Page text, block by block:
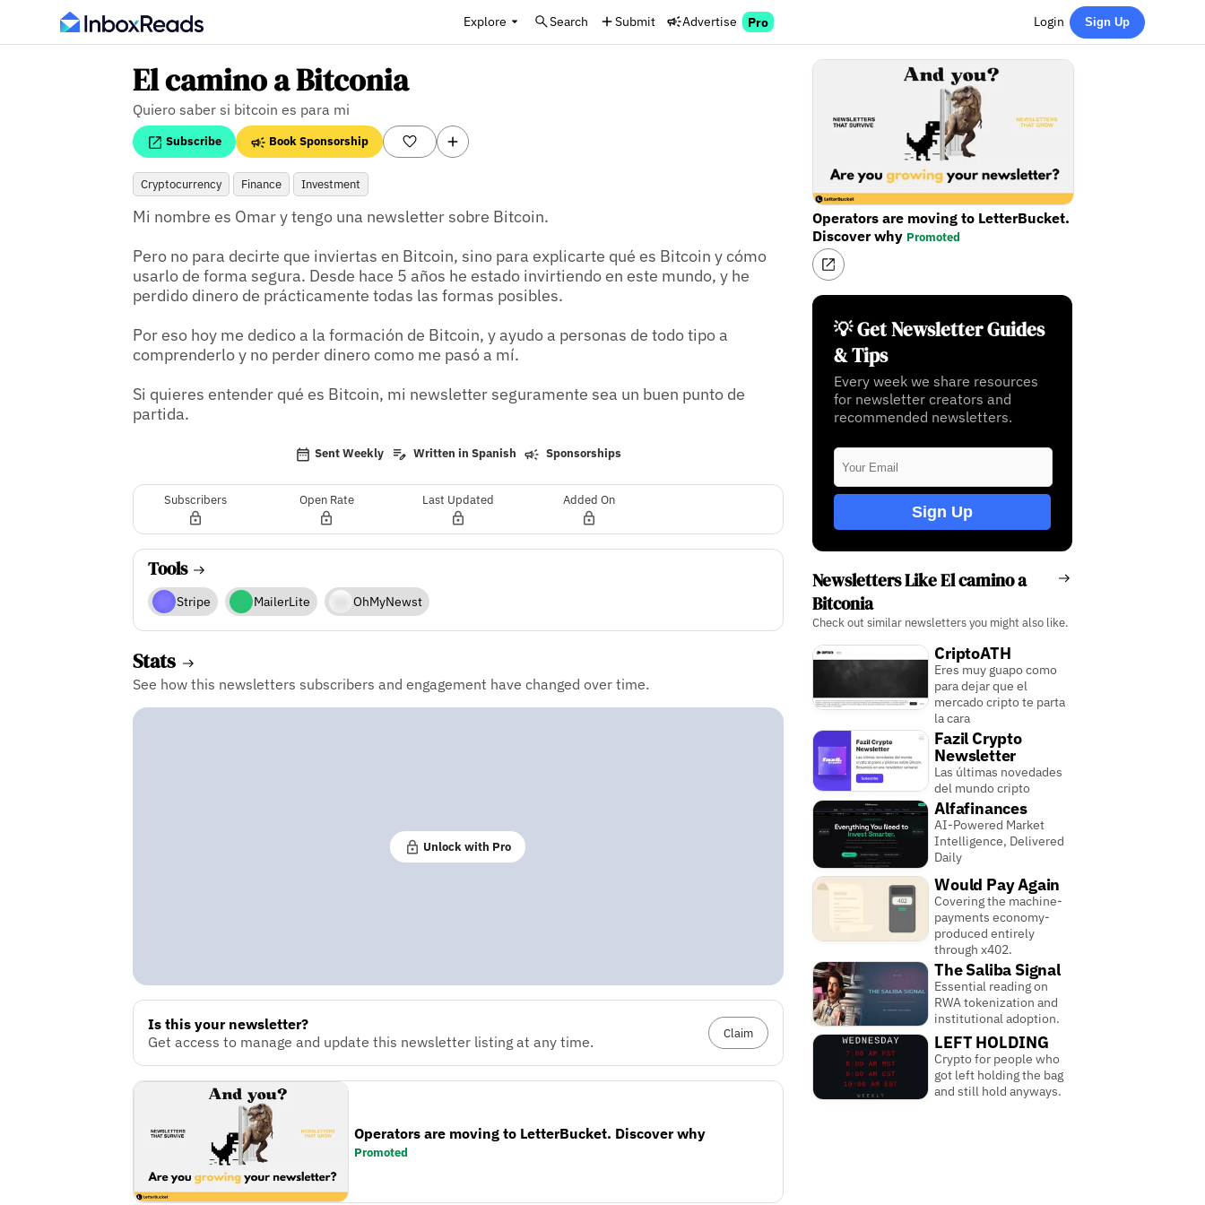
Explore Search Submit Advertise Pro Login Sign Up
El camino a Bitconia
Quiero saber si bitcoin es para mi
Subscribe Book Sponsorship
Cryptocurrency Finance Investment
Mi nombre es Omar y tengo una newsletter sobre Bitcoin.
Pero no para decirte que inviertas en Bitcoin, sino para explicarte qué es Bitcoin y cómo
usarlo de forma segura. Desde hace 5 años he estado invirtiendo en este mundo, y he
perdido dinero de prácticamente todas las formas posibles.
Por eso hoy me dedico a la formación de Bitcoin, y ayudo a personas de todo tipo a
comprenderlo y no perder dinero como me pasó a mí.
Si quieres entender qué es Bitcoin, mi newsletter seguramente sea un buen punto de
partida.
Sent Weekly Written in Spanish Sponsorships
Subscribers Open Rate Last Updated Added On
Tools
Stripe MailerLite OhMyNewst
Stats
See how this newsletters subscribers and engagement have changed over time.
Unlock with Pro
Is this your newsletter?
Get access to manage and update this newsletter listing at any time.
Claim
Operators are moving to LetterBucket. Discover why
Promoted
Operators are moving to LetterBucket.
Discover why Promoted
💡 Get Newsletter Guides
& Tips
Every week we share resources
for newsletter creators and
recommended newsletters.
Sign Up
Newsletters Like El camino a
Bitconia
Check out similar newsletters you might also like.
CriptoATH
Eres muy guapo como
para dejar que el
mercado cripto te parta
la cara
Fazil Crypto
Newsletter
Las últimas novedades
del mundo cripto
Alfafinances
AI-Powered Market
Intelligence, Delivered
Daily
Would Pay Again
Covering the machine-
payments economy-
produced entirely
through x402.
The Saliba Signal
Essential reading on
RWA tokenization and
institutional adoption.
LEFT HOLDING
Crypto for people who
got left holding the bag
and still hold anyways.